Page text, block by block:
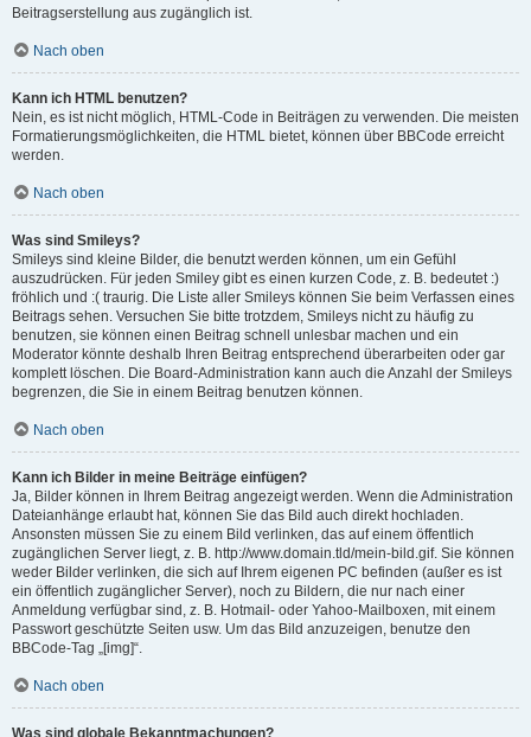
Beitragserstellung aus zugänglich ist.
Nach oben
Kann ich HTML benutzen?
Nein, es ist nicht möglich, HTML-Code in Beiträgen zu verwenden. Die meisten
Formatierungsmöglichkeiten, die HTML bietet, können über BBCode erreicht
werden.
Nach oben
Was sind Smileys?
Smileys sind kleine Bilder, die benutzt werden können, um ein Gefühl
auszudrücken. Für jeden Smiley gibt es einen kurzen Code, z. B. bedeutet :)
fröhlich und :( traurig. Die Liste aller Smileys können Sie beim Verfassen eines
Beitrags sehen. Versuchen Sie bitte trotzdem, Smileys nicht zu häufig zu
benutzen, sie können einen Beitrag schnell unlesbar machen und ein
Moderator könnte deshalb Ihren Beitrag entsprechend überarbeiten oder gar
komplett löschen. Die Board-Administration kann auch die Anzahl der Smileys
begrenzen, die Sie in einem Beitrag benutzen können.
Nach oben
Kann ich Bilder in meine Beiträge einfügen?
Ja, Bilder können in Ihrem Beitrag angezeigt werden. Wenn die Administration
Dateianhänge erlaubt hat, können Sie das Bild auch direkt hochladen.
Ansonsten müssen Sie zu einem Bild verlinken, das auf einem öffentlich
zugänglichen Server liegt, z. B. http://www.domain.tld/mein-bild.gif. Sie können
weder Bilder verlinken, die sich auf Ihrem eigenen PC befinden (außer es ist
ein öffentlich zugänglicher Server), noch zu Bildern, die nur nach einer
Anmeldung verfügbar sind, z. B. Hotmail- oder Yahoo-Mailboxen, mit einem
Passwort geschützte Seiten usw. Um das Bild anzuzeigen, benutze den
BBCode-Tag „[img]“.
Nach oben
Was sind globale Bekanntmachungen?